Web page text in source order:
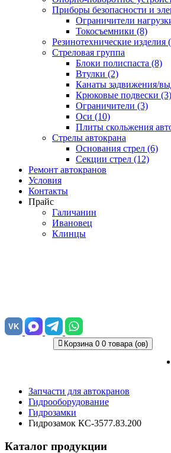
Приборы безопасности и
Ограничители
Токосъемники (8)
Резинотехнические
Стреловая группа
Блоки полиспаста (8)
Втулки (2)
Канаты задвижения/
Крюковые подвески (3)
Ограничители (3)
Оси (10)
Плиты скольжения
Стрелы автокрана
Основания стрел (6)
Секции стрел (12)
Ремонт автокранов
Условия
Контакты
Прайс
Галичанин
Ивановец
Клинцы
VK
Корзина 0 0 товара (ов)
Запчасти для автокранов
Гидрооборудование
Гидрозамки
Гидрозамок КС-3577.83.200
Каталог продукции